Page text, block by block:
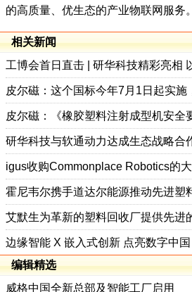
的高质量、优生态的产业物联网服务。
相关新闻
工博会首日直击 | 研华科技精彩亮相
皮尔磁：这个国标今年7月1日起实施
皮尔磁：《橡胶塑料注射成型机安全
研华科技与软通动力达成生态战略合
igus收购Commonplace Robotics的
霍尼韦尔携手道达尔能源推动先进塑
艾默生为革新的塑料回收厂提供先进
边缘智能 X 嵌入式创新 点亮数字中国
编辑精选
威格中国全新总部及智能工厂启用